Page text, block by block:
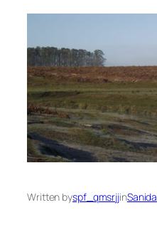
Written byspf_qmsrjjin